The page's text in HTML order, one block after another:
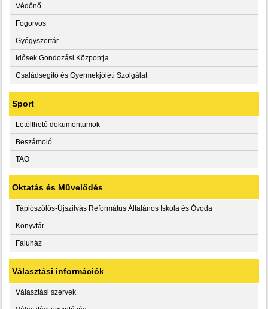
Védőnő
Fogorvos
Gyógyszertár
Idősek Gondozási Központja
Családsegítő és Gyermekjóléti Szolgálat
Sport
Letölthető dokumentumok
Beszámoló
TAO
Oktatás és Művelődés
Tápiószőlős-Újszilvás Református Általános Iskola és Óvoda
Könyvtár
Faluház
Választási információk
Választási szervek